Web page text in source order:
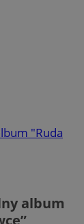
"Ruda
album